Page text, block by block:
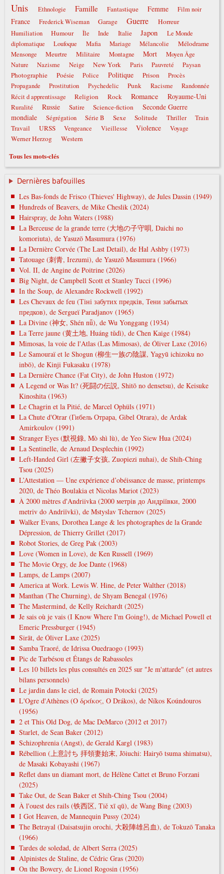
Unis
Ethnologie Famille Fantastique Femme Film noir
France Frederick Wiseman Garage Guerre Horreur
Humiliation Humour Île Inde Italie Japon
Le Monde
diplomatique
Loufoque Mafia Mariage Mélancolie Mélodrame
Mensonge Meurtre Militaire Montagne Mort
Moyen Âge
Nature
Nazisme Neige New York Paris Pauvreté Paysan
Photographie Poésie Police Politique Prison
Procès
Propagande
Prostitution Psychedelic Punk Racisme
Randonnée
Récit d apprentissage
Religion Rock Romance Royaume-Uni
Ruralité Russie Satire Science-fiction
Seconde Guerre
mondiale
Ségrégation Série B Sexe Solitude Thriller Train
Travail URSS Vengeance Vieillesse Violence Voyage
Werner Herzog Western
Tous les mots-clés
Dernières bafouilles
Les Bas-fonds de Frisco (Thieves' Highway), de Jules Dassin (1949)
Hundreds of Beavers, de Mike Cheslik (2024)
Hairspray, de John Waters (1988)
La Berceuse de la grande terre (大地の子守唄, Daichi no
komoriuta), de Yasuzō Masumura (1976)
La Dernière Corvée (The Last Detail), de Hal Ashby (1973)
Tatouage (刺青, Irezumi), de Yasuzō Masumura (1966)
Vol. II, de Angine de Poitrine (2026)
Big Night, de Campbell Scott et Stanley Tucci (1996)
In the Soup, de Alexandre Rockwell (1992)
Les Chevaux de feu (Тіні забутих предків, Тени забытых
предков), de Sergueï Paradjanov (1965)
La Divine (神女, Shén nǚ), de Wu Yonggang (1934)
La Terre jaune (黄土地, Huáng tǔdì), de Chen Kaige (1984)
Mimosas, la voie de l'Atlas (Las Mimosas), de Óliver Laxe (2016)
Le Samouraï et le Shogun (柳生一族の陰謀, Yagyū ichizoku no
inbō), de Kinji Fukasaku (1978)
La Dernière Chance (Fat City), de John Huston (1972)
A Legend or Was It? (死闘の伝説, Shitō no densetsu), de Keisuke
Kinoshita (1963)
Le Chagrin et la Pitié, de Marcel Ophüls (1971)
La Chute d'Otrar (Гибель Отрара, Gibel Otrara), de Ardak
Amirkoulov (1991)
Stranger Eyes (默視錄, Mò shì lù), de Yeo Siew Hua (2024)
La Sentinelle, de Arnaud Desplechin (1992)
Left-Handed Girl (左撇子女孩, Zuopiezi nuhai), de Shih-Ching
Tsou (2025)
L’Attestation — Une expérience d’obéissance de masse, printemps
2020, de Théo Boulakia et Nicolas Mariot (2023)
À 2000 mètres d'Andriivka (2000 метрів до Андріївки, 2000
metrіv do Andrіїvki), de Mstyslav Tchernov (2025)
Walker Evans, Dorothea Lange & les photographes de la Grande
Dépression, de Thierry Grillet (2017)
Robot Stories, de Greg Pak (2003)
Love (Women in Love), de Ken Russell (1969)
The Movie Orgy, de Joe Dante (1968)
Lamps, de Lamps (2007)
America at Work. Lewis W. Hine, de Peter Walther (2018)
Manthan (The Churning), de Shyam Benegal (1976)
The Mastermind, de Kelly Reichardt (2025)
Je sais où je vais (I Know Where I'm Going!), de Michael Powell et
Emeric Pressburger (1945)
Sirāt, de Óliver Laxe (2025)
Samba Traoré, de Idrissa Ouedraogo (1993)
Pic de Tarbésou et Étangs de Rabassoles
Les 10 billets les plus consultés en 2025 sur "Je m'attarde" (et autres
bilans personnels)
Le jardin dans le ciel, de Romain Potocki (2025)
L'Ogre d'Athènes (Ο δράκος, O Drákos), de Níkos Koúndouros
(1956)
2 et This Old Dog, de Mac DeMarco (2012 et 2017)
Starlet, de Sean Baker (2012)
Schizophrenia (Angst), de Gerald Kargl (1983)
Rébellion (上意討ち 拝領妻始末, Jōiuchi: Hairyō tsuma shimatsu),
de Masaki Kobayashi (1967)
Reflet dans un diamant mort, de Hélène Cattet et Bruno Forzani
(2025)
Take Out, de Sean Baker et Shih-Ching Tsou (2004)
À l'ouest des rails (铁西区, Tiě xī qū), de Wang Bing (2003)
I Got Heaven, de Mannequin Pussy (2024)
The Betrayal (Daisatsujin orochi, 大殺陣雄呂血), de Tokuzō Tanaka
(1966)
Tardes de soledad, de Albert Serra (2025)
Alpinistes de Staline, de Cédric Gras (2020)
On the Bowery, de Lionel Rogosin (1956)